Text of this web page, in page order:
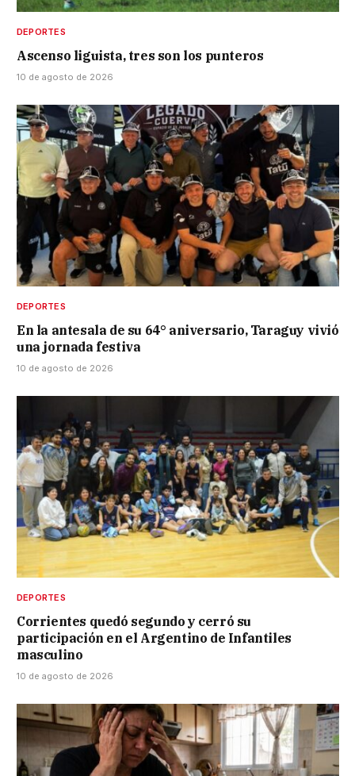
DEPORTES
Ascenso liguista, tres son los punteros
10 de agosto de 2026
DEPORTES
En la antesala de su 64° aniversario, Taraguy vivió
una jornada festiva
10 de agosto de 2026
DEPORTES
Corrientes quedó segundo y cerró su
participación en el Argentino de Infantiles
masculino
10 de agosto de 2026